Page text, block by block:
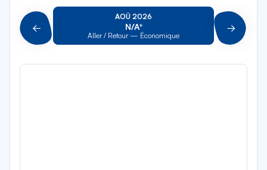
Précédent
AOÛ 2026
N/A*
Aller / Retour — Économique Suivant